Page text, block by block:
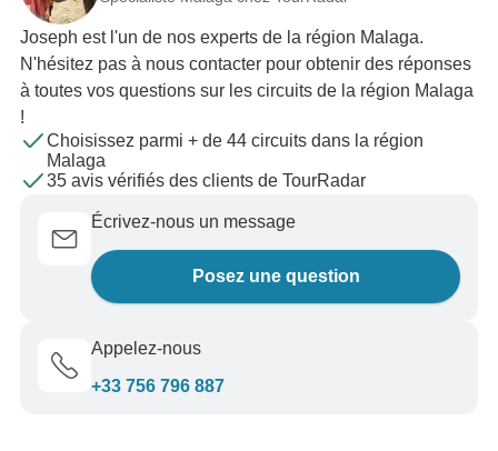
Joseph est l'un de nos experts de la région Malaga.
N'hésitez pas à nous contacter pour obtenir des réponses
à toutes vos questions sur les circuits de la région Malaga
!
Choisissez parmi + de 44 circuits dans la région
Malaga
35 avis vérifiés des clients de TourRadar
Écrivez-nous un message
Posez une question
Appelez-nous
+33 756 796 887